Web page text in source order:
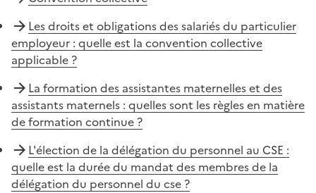
Les droits et obligations des salariés du particulier
employeur : quelle est la convention collective
applicable ?
La formation des assistantes maternelles et des
assistants maternels : quelles sont les règles en matière
de formation continue ?
L'élection de la délégation du personnel au CSE :
quelle est la durée du mandat des membres de la
délégation du personnel du cse ?